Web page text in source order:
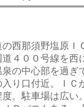
西那須野塩原Ｉ
４００号線を西
の中心部を過ぎ
り口付近。ＩＣ
。駐車場は広い。